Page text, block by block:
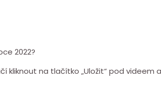
2022?
na tlačítko „Uložit“ pod videem